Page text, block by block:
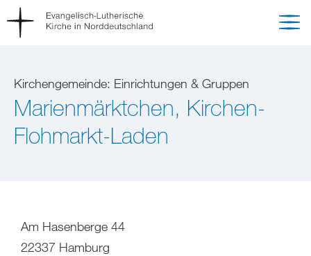
Kirchengemeinde: Einrichtungen & Gruppen
Marienmärktchen, Kirchen-
Flohmarkt-Laden
Am Hasenberge 44
22337 Hamburg